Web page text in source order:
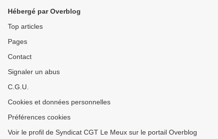
Hébergé par Overblog
Top articles
Pages
Contact
Signaler un abus
C.G.U.
Cookies et données personnelles
Préférences cookies
Voir le profil de Syndicat CGT Le Meux sur le portail Overblog